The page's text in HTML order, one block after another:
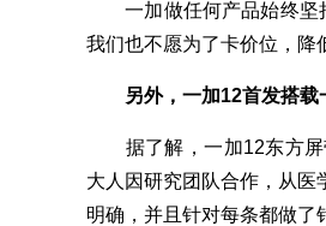
一加做任何产品始终坚持
我们也不愿为了卡价位，降
另外，一加12首发搭载
据了解，一加12东方屏
大人因研究团队合作，从医
明确，并且针对每条都做了